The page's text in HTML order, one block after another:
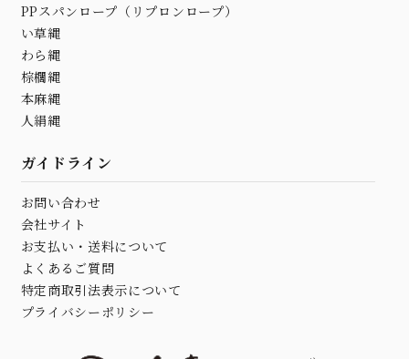
PPスパンロープ（リプロンロープ）
い草縄
わら縄
棕櫚縄
本麻縄
人絹縄
ガイドライン
お問い合わせ
会社サイト
お支払い・送料について
よくあるご質問
特定商取引法表示について
プライバシーポリシー